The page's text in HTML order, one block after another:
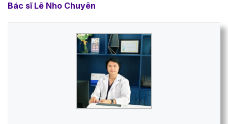
Bác sĩ Lê Nho Chuyên